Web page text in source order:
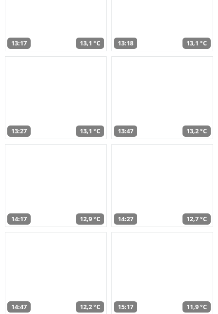
13:17 13,1 °C 13:18 13,1 °C
13:27 13,1 °C 13:47 13,2 °C
14:17 12,9 °C 14:27 12,7 °C
14:47 12,2 °C 15:17 11,9 °C